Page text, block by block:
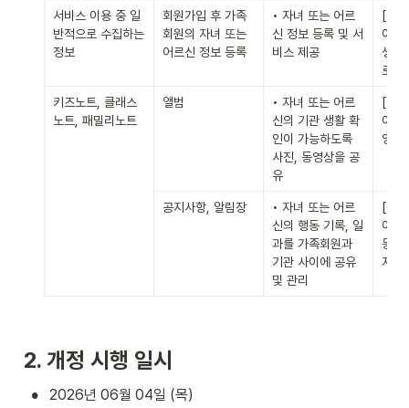
서비스 이용 중 일
반적으로 수집하는
정보
회원가입 후 가족
회원의 자녀 또는
어르신 정보 등록
• 자녀 또는 어르
신 정보 등록 및 서
비스 제공
[필
어르
생년
로필
키즈노트, 클래스
노트, 패밀리노트
앨범
• 자녀 또는 어르
신의 기관 생활 확
인이 가능하도록
사진, 동영상을 공
유
[필
어르
영상
공지사항, 알림장
• 자녀 또는 어르
신의 행동 기록, 일
과를 가족회원과
기관 사이에 공유
및 관리
[필
어르
동영
자료)
2. 개정 시행 일시
• 2026년 06월 04일 (목)